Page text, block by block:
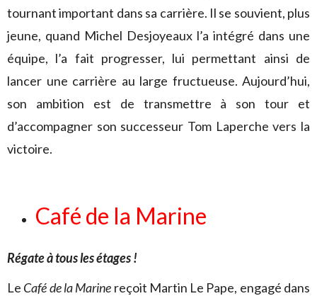
tournant important dans sa carrière. Il se souvient, plus
jeune, quand Michel Desjoyeaux l’a intégré dans une
équipe, l’a fait progresser, lui permettant ainsi de
lancer une carrière au large fructueuse. Aujourd’hui,
son ambition est de transmettre à son tour et
d’accompagner son successeur Tom Laperche vers la
victoire.
Café de la Marine
Régate à tous les étages !
Le Café de la Marine reçoit Martin Le Pape, engagé dans